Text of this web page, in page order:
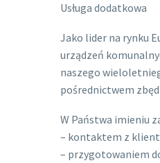
Usługa dodatkowa
Jako lider na rynku
urządzeń
naszego
pośrednictwem
W Państwa imieniu
– kontaktem z
– przygotowaniem